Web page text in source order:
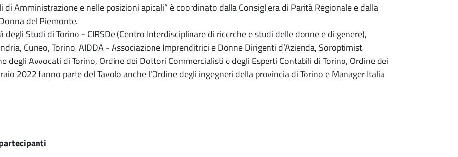
Amministrazione e nelle posizioni apicali” è coordinato dalla Consigliera di Parità Regionale e dalla
del Piemonte.
Studi di Torino - CIRSDe (Centro Interdisciplinare di ricerche e studi delle donne e di genere),
Cuneo, Torino, AIDDA - Associazione Imprenditrici e Donne Dirigenti d’Azienda, Soroptimist
degli Avvocati di Torino, Ordine dei Dottori Commercialisti e degli Esperti Contabili di Torino, Ordine dei
2022 fanno parte del Tavolo anche l'Ordine degli ingegneri della provincia di Torino e Manager Italia